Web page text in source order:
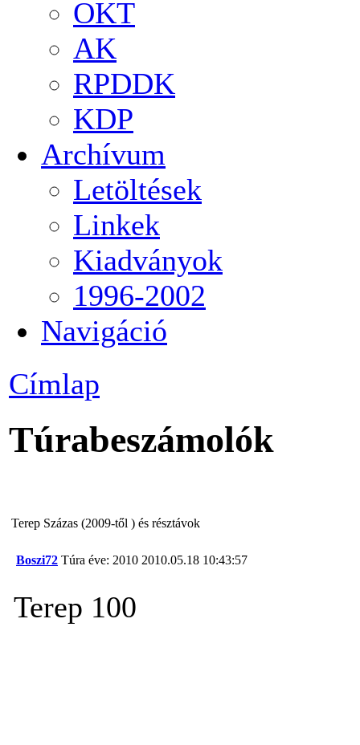
OKT
AK
RPDDK
KDP
Archívum
Letöltések
Linkek
Kiadványok
1996-2002
Navigáció
Címlap
Túrabeszámolók
Terep Százas (2009-től ) és résztávok
Boszi72 Túra éve: 2010 2010.05.18 10:43:57
Terep 100